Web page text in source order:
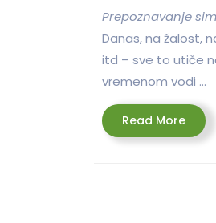
Prepoznavanje
Danas, na žalost,
itd – sve to utiče
vremenom vodi …
Read MoreRead
More